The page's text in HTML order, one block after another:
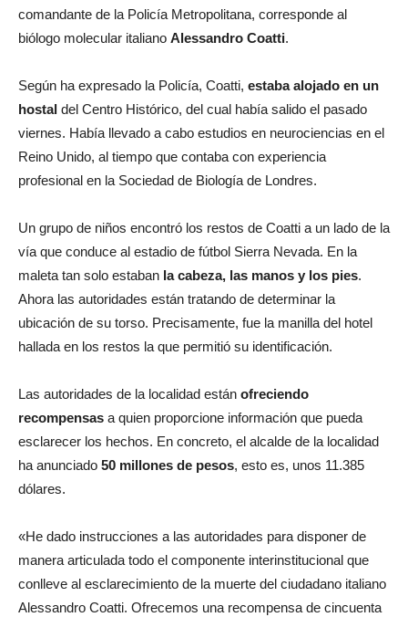
comandante de la Policía Metropolitana, corresponde al
biólogo molecular italiano Alessandro Coatti.
Según ha expresado la Policía, Coatti, estaba alojado en un
hostal del Centro Histórico, del cual había salido el pasado
viernes. Había llevado a cabo estudios en neurociencias en el
Reino Unido, al tiempo que contaba con experiencia
profesional en la Sociedad de Biología de Londres.
Un grupo de niños encontró los restos de Coatti a un lado de la
vía que conduce al estadio de fútbol Sierra Nevada. En la
maleta tan solo estaban la cabeza, las manos y los pies.
Ahora las autoridades están tratando de determinar la
ubicación de su torso. Precisamente, fue la manilla del hotel
hallada en los restos la que permitió su identificación.
Las autoridades de la localidad están ofreciendo
recompensas a quien proporcione información que pueda
esclarecer los hechos. En concreto, el alcalde de la localidad
ha anunciado 50 millones de pesos, esto es, unos 11.385
dólares.
«He dado instrucciones a las autoridades para disponer de
manera articulada todo el componente interinstitucional que
conlleve al esclarecimiento de la muerte del ciudadano italiano
Alessandro Coatti. Ofrecemos una recompensa de cincuenta